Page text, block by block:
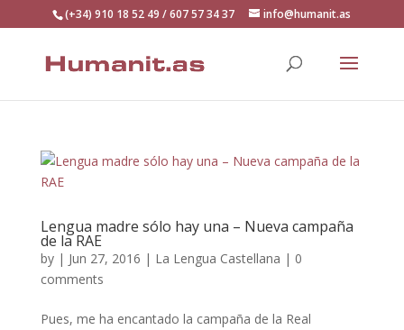
(+34) 910 18 52 49 / 607 57 34 37 info@humanit.as
Lengua madre sólo hay una – Nueva campaña
de la RAE
by | Jun 27, 2016 | La Lengua Castellana | 0
comments
Pues, me ha encantado la campaña de la Real